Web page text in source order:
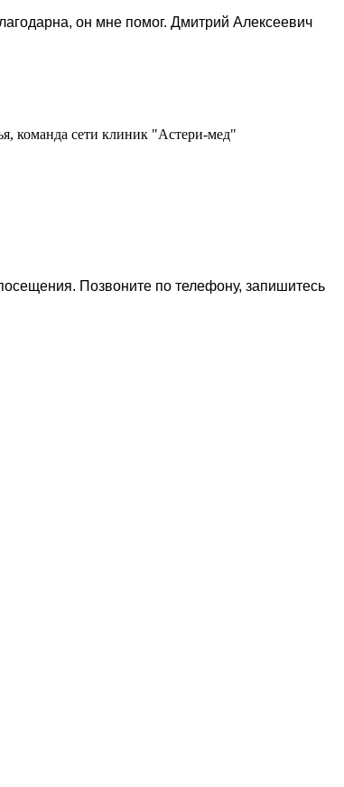
он мне помог. Дмитрий Алексеевич
команда сети клиник "Астери-мед"
Позвоните по телефону, запишитесь